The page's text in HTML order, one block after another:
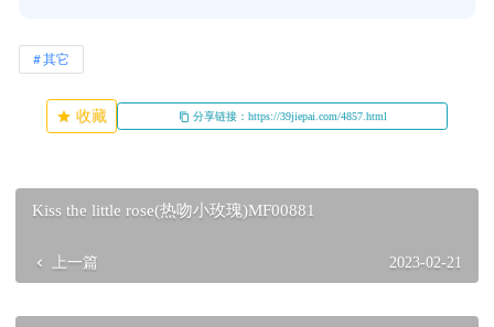
其它
收藏 分享链接：https://39jiepai.com/4857.html
Kiss the little rose(热吻小玫瑰)MF00881
上一篇 2023-02-21